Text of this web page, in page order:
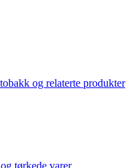
og relaterte produkter
tørkede varer